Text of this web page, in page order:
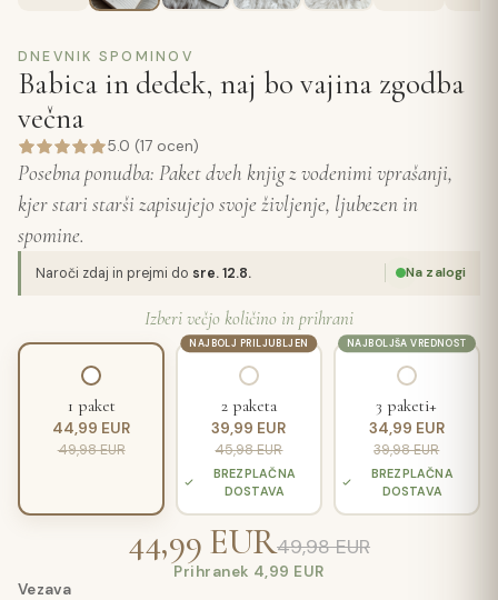
DNEVNIK SPOMINOV
Babica in dedek, naj bo vajina zgodba
večna
5.0 (17 ocen)
Posebna ponudba: Paket dveh knjig z vodenimi vprašanji,
kjer stari starši zapisujejo svoje življenje, ljubezen in
spomine.
Naroči zdaj in prejmi do sre. 12.8. Na zalogi
Izberi večjo količino in prihrani
1 paket
44,99 EUR
49,98 EUR
NAJBOLJ PRILJUBLJEN
2 paketa
39,99 EUR
45,98 EUR
BREZPLAČNA
DOSTAVA
NAJBOLJŠA VREDNOST
3 paketi+
34,99 EUR
39,98 EUR
BREZPLAČNA
DOSTAVA
44,99 EUR49,98 EUR
Prihranek 4,99 EUR
Vezava